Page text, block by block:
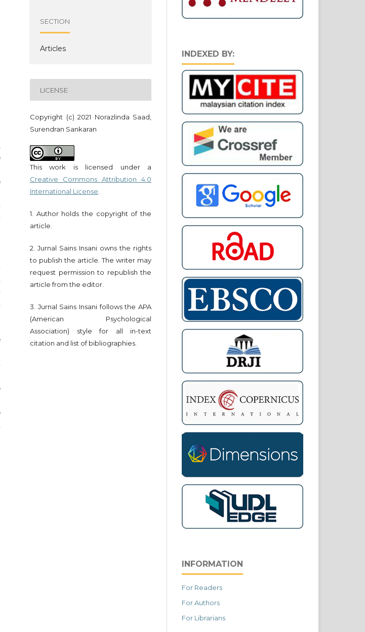
SECTION
Articles
LICENSE
Copyright (c) 2021 Norazlinda Saad,
Surendran Sankaran
This work is licensed under a
Creative Commons Attribution 4.0
International License
1. Author holds the copyright of the
article.
2. Jurnal Sains Insani owns the rights
to publish the article. The writer may
request permission to republish the
article from the editor.
3. Jurnal Sains Insani follows the APA
(American Psychological
Association) style for all in-text
citation and list of bibliographies.
INDEXED BY:
INFORMATION
For Readers
For Authors
For Librarians